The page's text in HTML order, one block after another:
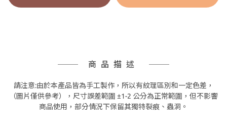
商品描述
請注意:由於本產品皆為手工製作，所以有紋理區別和一定色差，
（圖片僅供參考），尺寸誤差範圍 ±1-2 公分為正常範圍，但不影響
商品使用，部分情況下保留其獨特裂痕、蟲洞。